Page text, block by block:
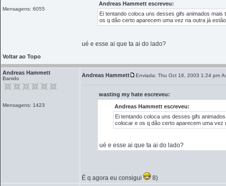
Mensagens: 6055
Andreas Hammett escreveu:
Ei tentando coloca uns desses gifs animados
os q dão certo aparecem uma vez na outra já
ué e esse ai que ta ai do lado?
Voltar ao Topo
Andreas Hammett
Banido
Mensagens: 1423
Andreas Hammett Enviada: Thu Oct 16, 2003 1:24 pm
wasting my hate escreveu:
Andreas Hammett escreveu:
Ei tentando coloca uns desses gifs
colocar e os q dão certo aparecem uma
ué e esse ai que ta ai do lado?
É q agora eu consigui 8)